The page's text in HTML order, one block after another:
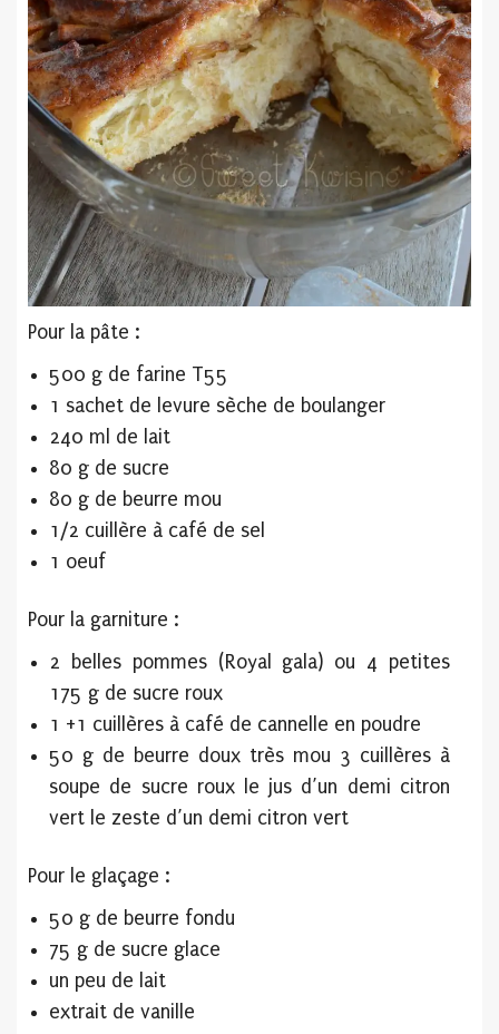
Pour la pâte :
500 g de farine T55
1 sachet de levure sèche de boulanger
240 ml de lait
80 g de sucre
80 g de beurre mou
1/2 cuillère à café de sel
1 oeuf
Pour la garniture :
2 belles pommes (Royal gala) ou 4 petites
175 g de sucre roux
1 +1 cuillères à café de cannelle en poudre
50 g de beurre doux très mou 3 cuillères à
soupe de sucre roux le jus d’un demi citron
vert le zeste d’un demi citron vert
Pour le glaçage :
50 g de beurre fondu
75 g de sucre glace
un peu de lait
extrait de vanille